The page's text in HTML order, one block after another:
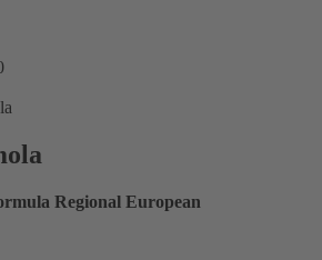
Regional European